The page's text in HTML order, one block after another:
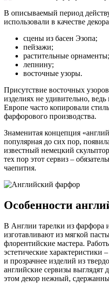
В описываемый период
использовали в качестве
сцены из басен Эзопа;
пейзажи;
растительные орнаменты;
лепнину;
восточные узоры.
Присутствие восточных
изделиях не удивительно,
Европе часто копировали
фарфорового производства.
Знаменитая концепция
популярная до сих пор,
известный немецкий
тех пор этот сервиз –
чаепития.
Особенности
В Англии тарелки из фарфора
изготавливают из мягкой
флорентийские мастера.
эстетические характеристики
и прозрачнее изделий из
английские сервизы выглядят
этом декор нежный,